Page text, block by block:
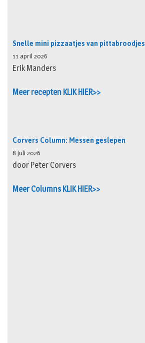
Snelle mini pizzaatjes van pittabroodjes
11 april 2026
Erik Manders
Meer recepten KLIK HIER>>
Corvers Column: Messen geslepen
8 juli 2026
door Peter Corvers
Meer Columns KLIK HIER>>